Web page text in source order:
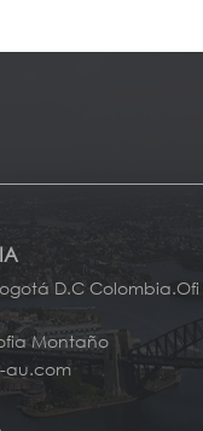
D.C
Montaño
au.com